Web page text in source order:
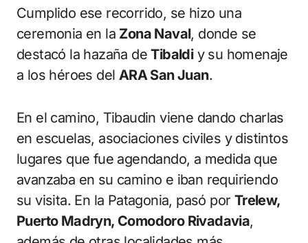
Cumplido ese recorrido, se hizo una
ceremonia en la Zona Naval, donde se
destacó la hazaña deTibaldiy su homenaje
a los héroes del ARA San Juan.
En el camino, Tibaudin viene dando charlas
en escuelas, asociaciones civiles y distintos
lugares que fue agendando, a medida que
avanzaba en su camino e iban requiriendo
su visita. En la Patagonia, pasó por Trelew,
Puerto Madryn, Comodoro Rivadavia,